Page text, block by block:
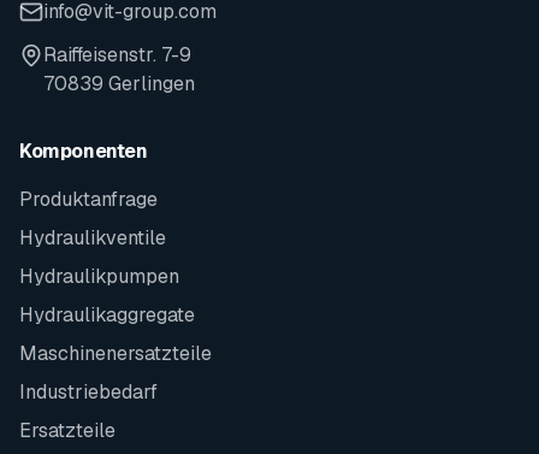
info@vit-group.com
Raiffeisenstr. 7-9
70839 Gerlingen
Komponenten
Produktanfrage
Hydraulikventile
Hydraulikpumpen
Hydraulikaggregate
Maschinenersatzteile
Industriebedarf
Ersatzteile